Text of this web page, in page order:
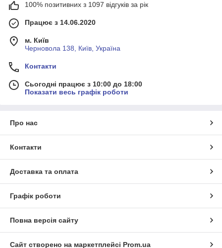
100% позитивних з 1097 відгуків за рік
Працює з 14.06.2020
м. Київ
Черновола 138, Київ, Україна
Контакти
Сьогодні працює з 10:00 до 18:00
Показати весь графік роботи
Про нас
Контакти
Доставка та оплата
Графік роботи
Повна версія сайту
Сайт створено на маркетплейсі Prom.ua